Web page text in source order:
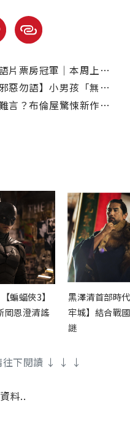
軍｜本周上線、電視首播推薦
男孩「無聲」演出令人心碎
悚新作【邪惡勿語】首支預告
蝙蝠俠3】
岡恩澄清謠
黑澤清首部時
牢城】結合戰
謎
下閱讀 ↓ ↓ ↓
料..